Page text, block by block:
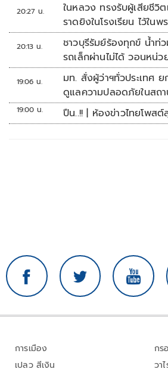
20:27 น.
ในหลวง ทรงรับผู้เสียชีวิต
ราดยิงในโรงเรียน ไว้ในพ
20:13 น.
ชาวบุรีรัมย์ร้องทุกข์ น้ำท่
รถเล็กผ่านไม่ได้ วอนหน่ว
19:06 น.
มท. สั่งผู้ว่าฯทั่วประเทศ
ดูแลความปลอดภัยในสถ
19:00 น. ปืน..!! | ห้องข่าวไทยโพส
การเมือง
เปลว สีเงิน
กร
วา